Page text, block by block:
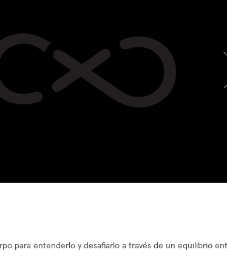
para entenderlo y desafiarlo a través de un equilibrio